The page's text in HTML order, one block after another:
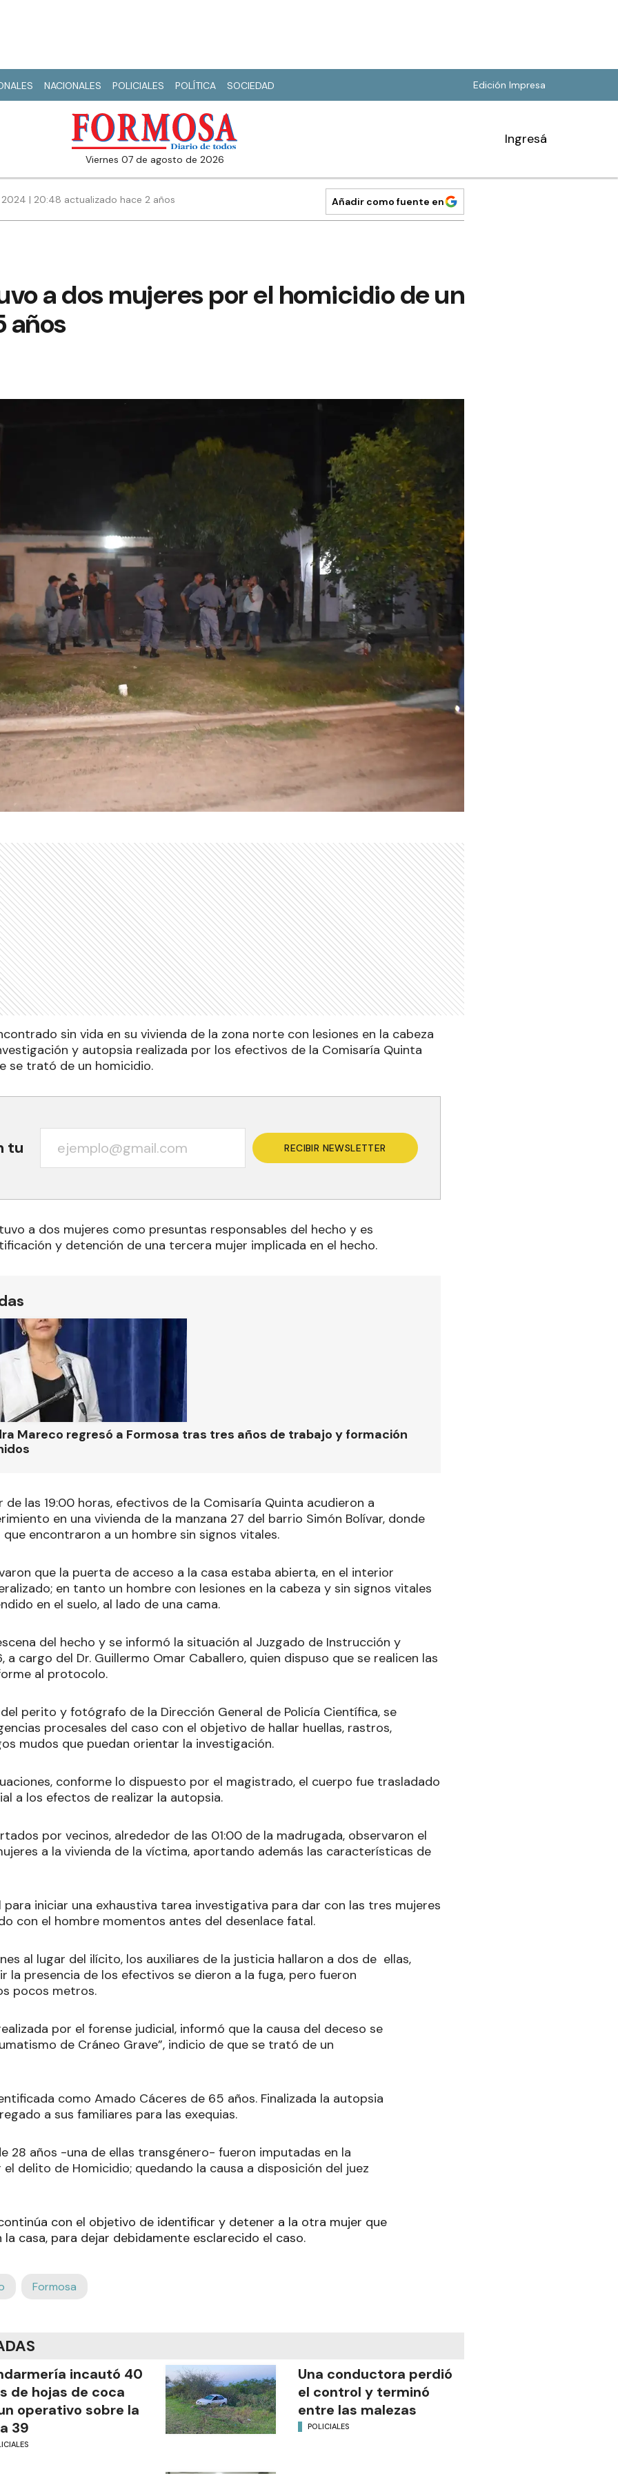
NACIONALES POLICIALES POLÍTICA SOCIEDAD Edición Impresa
viernes 07 de agosto de 2026
Ingresá
| 20:48 actualizado hace 2 años Añadir como fuente en
a dos mujeres por el homicidio de un
años
sin vida en su vivienda de la zona norte con lesiones en la cabeza
y autopsia realizada por los efectivos de la Comisaría Quinta
se trató de un homicidio.
tu RECIBIR NEWSLETTER
a dos mujeres como presuntas responsables del hecho y es
y detención de una tercera mujer implicada en el hecho.
Mareco regresó a Formosa tras tres años de trabajo y formación
de las 19:00 horas, efectivos de la Comisaría Quinta acudieron a
en una vivienda de la manzana 27 del barrio Simón Bolívar, donde
encontraron a un hombre sin signos vitales.
que la puerta de acceso a la casa estaba abierta, en el interior
en tanto un hombre con lesiones en la cabeza y sin signos vitales
en el suelo, al lado de una cama.
del hecho y se informó la situación al Juzgado de Instrucción y
a cargo del Dr. Guillermo Omar Caballero, quien dispuso que se realicen las
al protocolo.
perito y fotógrafo de la Dirección General de Policía Científica, se
procesales del caso con el objetivo de hallar huellas, rastros,
mudos que puedan orientar la investigación.
conforme lo dispuesto por el magistrado, el cuerpo fue trasladado
a los efectos de realizar la autopsia.
por vecinos, alrededor de las 01:00 de la madrugada, observaron el
a la vivienda de la víctima, aportando además las características de
iniciar una exhaustiva tarea investigativa para dar con las tres mujeres
con el hombre momentos antes del desenlace fatal.
al lugar del ilícito, los auxiliares de la justicia hallaron a dos de ellas,
la presencia de los efectivos se dieron a la fuga, pero fueron
pocos metros.
por el forense judicial, informó que la causa del deceso se
de Cráneo Grave”, indicio de que se trató de un
como Amado Cáceres de 65 años. Finalizada la autopsia
a sus familiares para las exequias.
28 años -una de ellas transgénero- fueron imputadas en la
delito de Homicidio; quedando la causa a disposición del juez
con el objetivo de identificar y detener a la otra mujer que
casa, para dejar debidamente esclarecido el caso.
Formosa
incautó 40
de hojas de coca
operativo sobre la
39
Una conductora perdió
el control y terminó
entre las malezas
POLICIALES